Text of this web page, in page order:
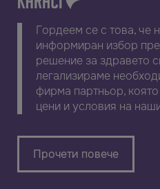
Гордеем се с това, че
информиран избор
решение за здравето
легализираме
фирма партньор,
цени и условия на
Прочети повече